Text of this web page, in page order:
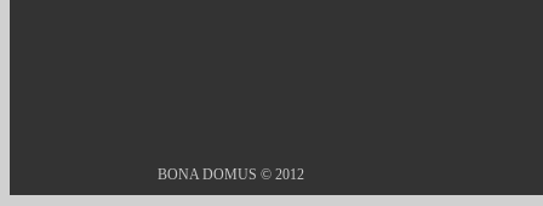
BONA DOMUS © 2012